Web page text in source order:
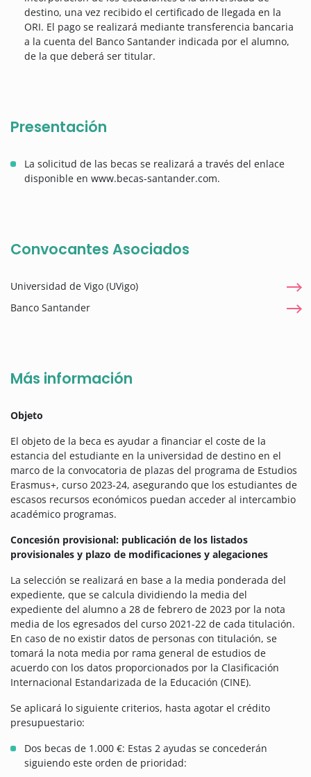
destino, una vez recibido el certificado de llegada en la
ORI. El pago se realizará mediante transferencia bancaria
a la cuenta del Banco Santander indicada por el alumno,
de la que deberá ser titular.
Presentación
La solicitud de las becas se realizará a través del enlace
disponible en www.becas-santander.com.
Convocantes Asociados
Universidad de Vigo (UVigo)
Banco Santander
Más información
Objeto
El objeto de la beca es ayudar a financiar el coste de la
estancia del estudiante en la universidad de destino en el
marco de la convocatoria de plazas del programa de Estudios
Erasmus+, curso 2023-24, asegurando que los estudiantes de
escasos recursos económicos puedan acceder al intercambio
académico programas.
Concesión provisional: publicación de los listados
provisionales y plazo de modificaciones y alegaciones
La selección se realizará en base a la media ponderada del
expediente, que se calcula dividiendo la media del
expediente del alumno a 28 de febrero de 2023 por la nota
media de los egresados del curso 2021-22 de cada titulación.
En caso de no existir datos de personas con titulación, se
tomará la nota media por rama general de estudios de
acuerdo con los datos proporcionados por la Clasificación
Internacional Estandarizada de la Educación (CINE).
Se aplicará lo siguiente criterios, hasta agotar el crédito
presupuestario:
Dos becas de 1.000 €: Estas 2 ayudas se concederán
siguiendo este orden de prioridad: